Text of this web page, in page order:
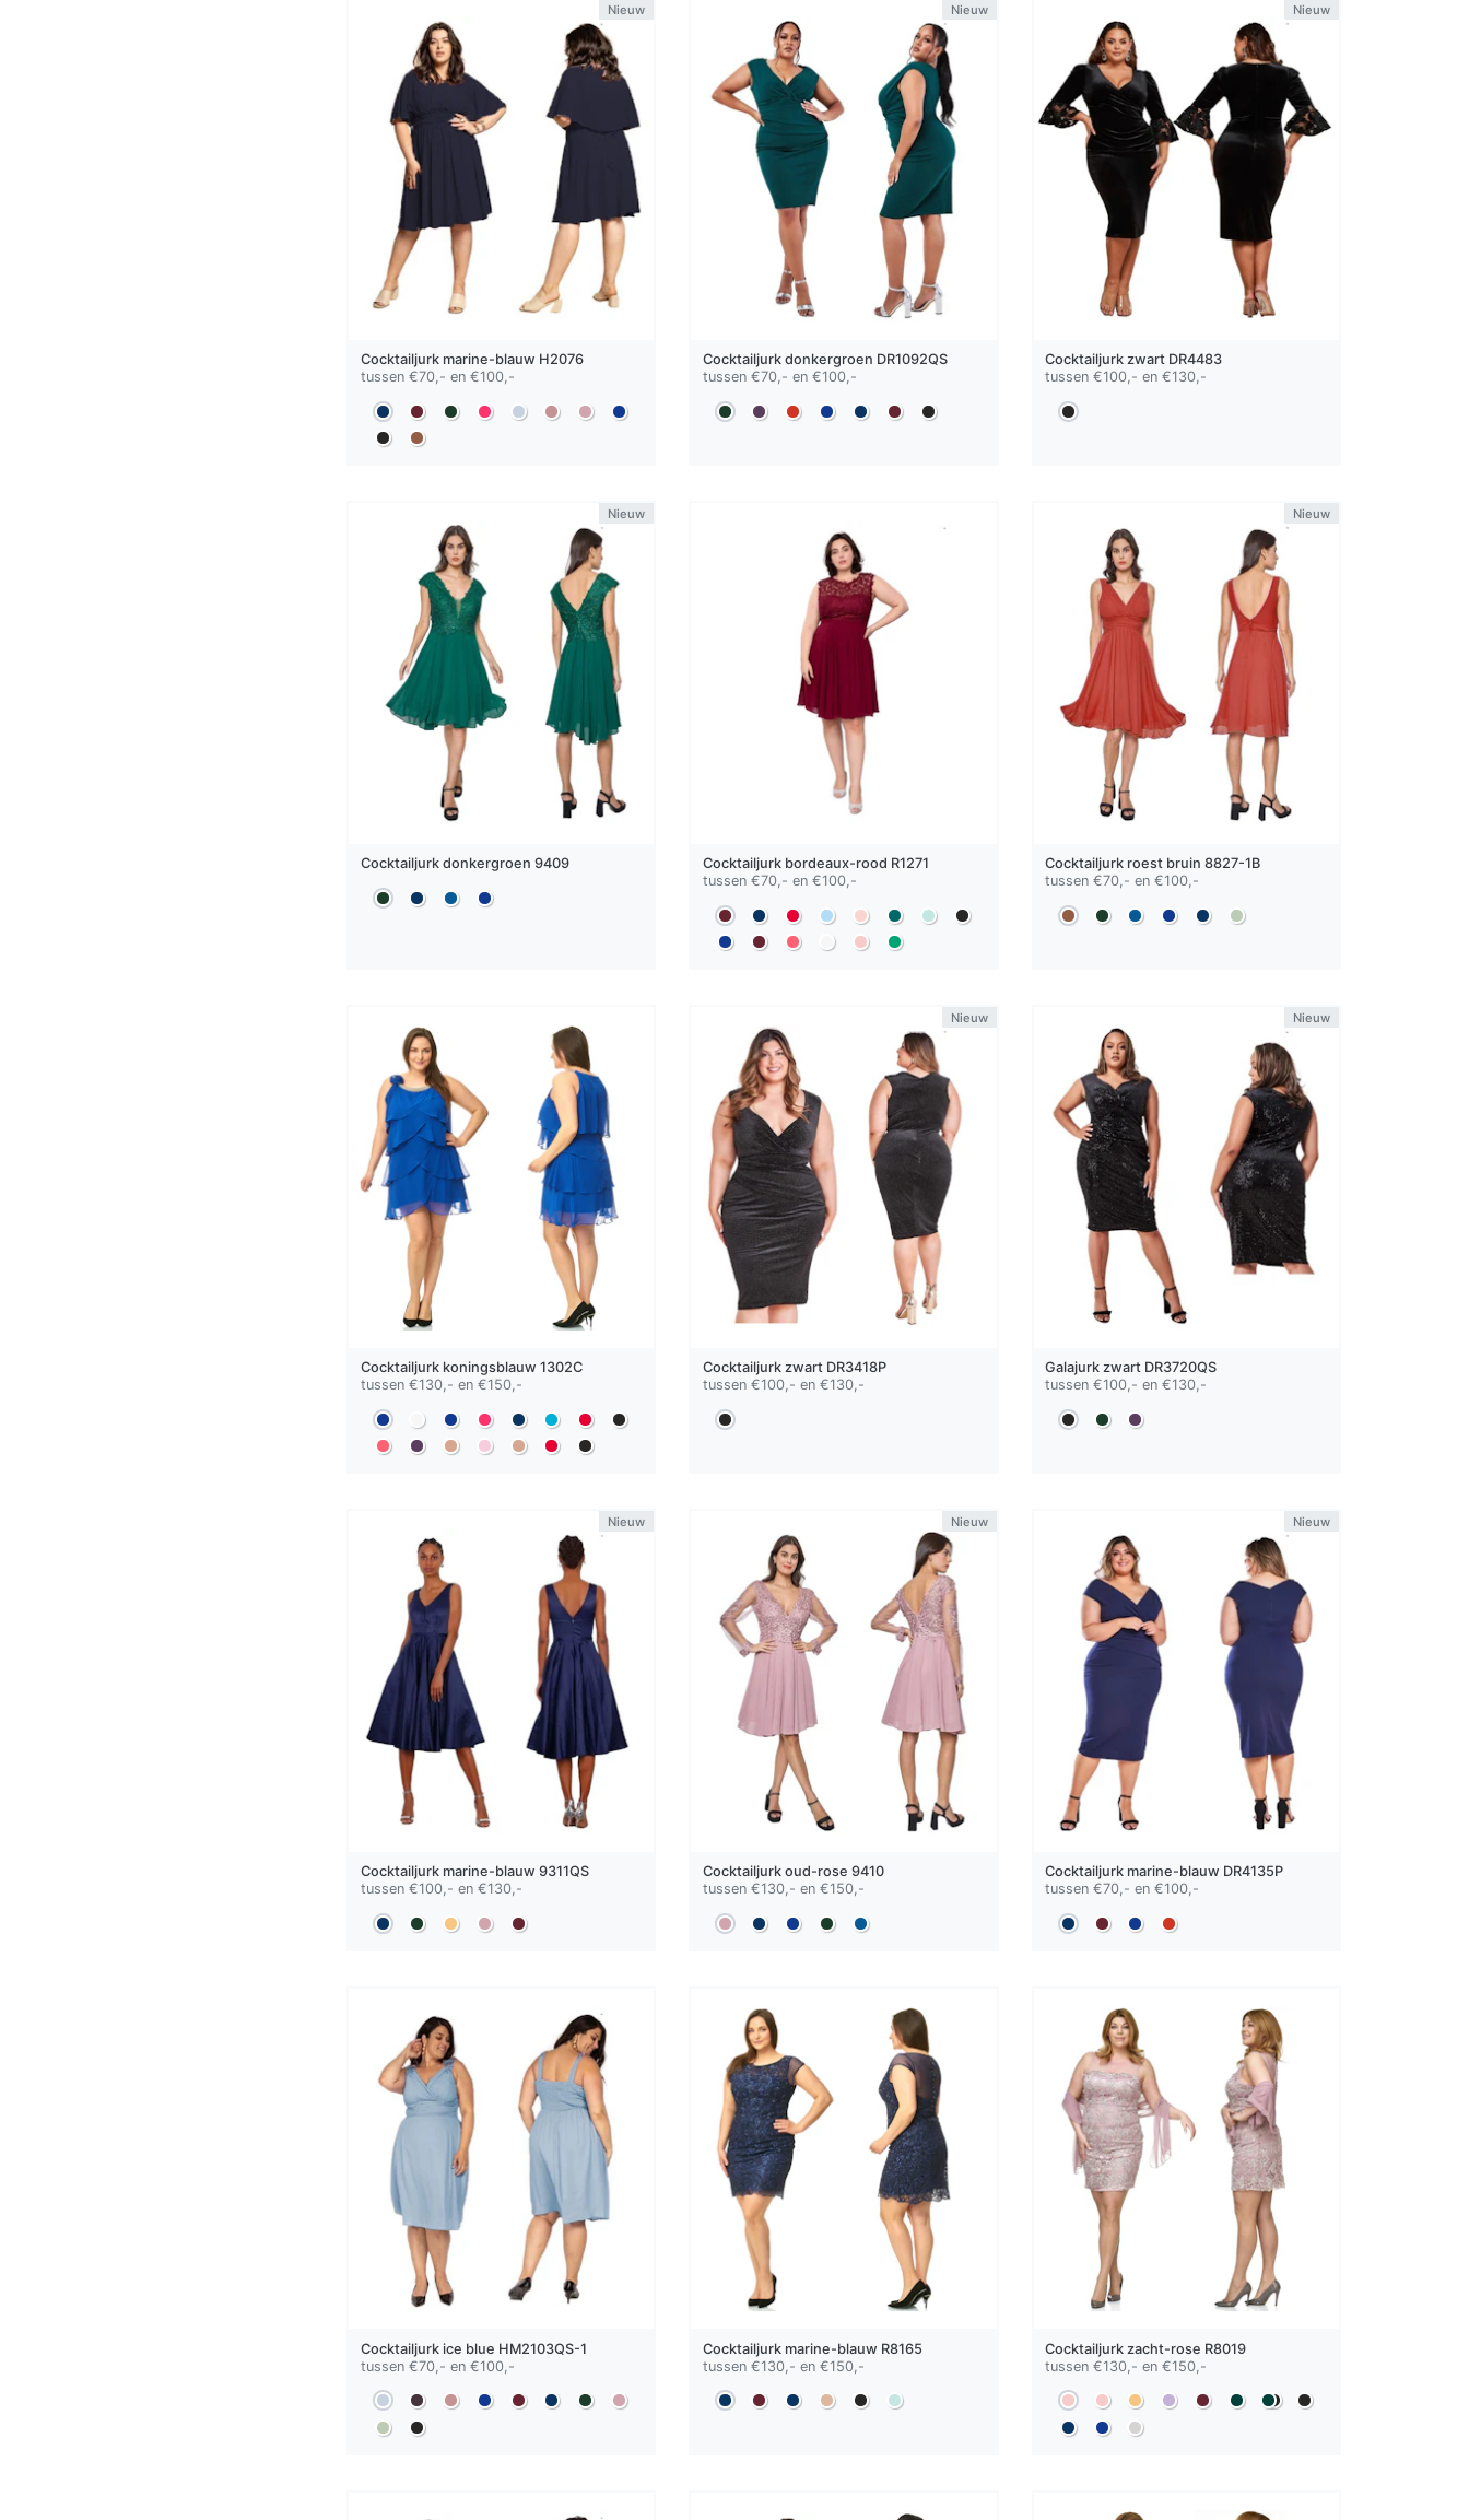
Nieuw
Cocktailjurk marine-blauw H2076
tussen €70,- en €100,-
Nieuw
Cocktailjurk donkergroen DR1092QS
tussen €70,- en €100,-
Nieuw
Cocktailjurkzwart DR4483
tussen €100,- en €130,-
Nieuw
Cocktailjurk donkergroen 9409 Cocktailjurk bordeaux-rood R1271
tussen €70,- en €100,-
Nieuw
Cocktailjurk roest bruin 8827-1B
tussen €70,- en €100,-
Cocktailjurk koningsblauw 1302C
tussen €130,- en €150,-
Nieuw
Cocktailjurk zwartDR3418P
tussen €100,- en €130,-
Nieuw
Galajurkzwart DR3720QS
tussen €100,- en €130,-
Nieuw
Cocktailjurk marine-blauw 9311QS
tussen €100,- en €130,-
Nieuw
Cocktailjurk oud-rose 9410
tussen €130,- en €150,-
Nieuw
Cocktailjurk marine-blauw DR4135P
tussen €70,- en €100,-
Cocktailjurk ice blue HM2103QS-1
tussen €70,- en €100,-
Cocktailjurk marine-blauw R8165
tussen €130,- en €150,-
Cocktailjurk zacht-rose R8019
tussen €130,- en €150,-